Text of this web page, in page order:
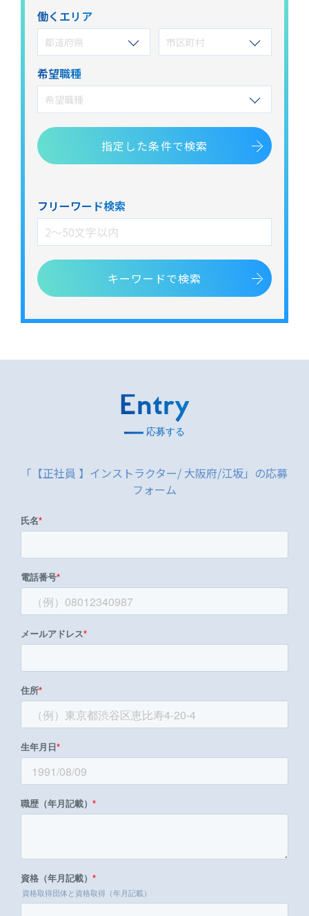
働くエリア
都道府県 市区町村
希望職種
希望職種
指定した条件で検索
フリーワード検索
キーワードで検索
Entry
応募する
「【正社員 】インストラクター/ 大阪府/江坂」の応募
フォーム